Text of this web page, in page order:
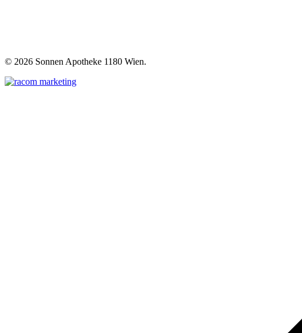
© 2026 Sonnen Apotheke 1180 Wien.